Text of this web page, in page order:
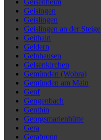
Geisenheim
Geisingen
Geislingen
Geislingen an der Steige
Geithain
Geldern
Gelnhausen
Gelsenkirchen
Gemünden (Wohra)
Gemünden am Main
Genf
Gengenbach
Genthin
Georgsmarienhütte
Gera
Gerabronn